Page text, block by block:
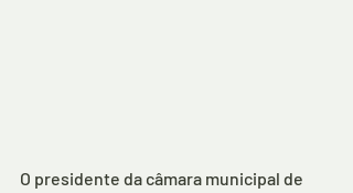
O presidente da câmara municipal de